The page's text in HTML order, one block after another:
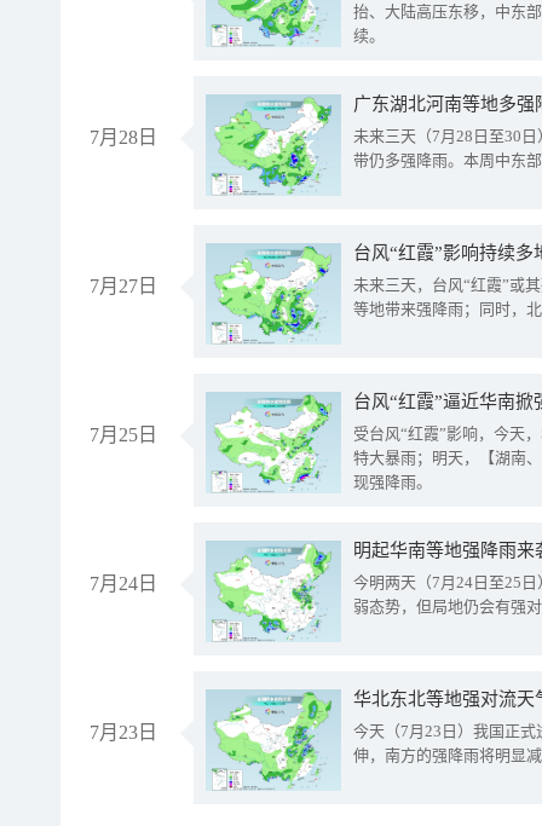
抬、大陆高压东移，中东
续。
7月28日
广东湖北河南等地多
未来三天（7月28日至30
带仍多强降雨。本周中东
7月27日
台风“红霞”影响持续
未来三天，台风“红霞”或
等地带来强降雨；同时，
7月25日
台风“红霞”逼近华南
受台风“红霞”影响，今天
特大暴雨；明天，【湖南
现强降雨。
7月24日
明起华南等地强降雨
今明两天（7月24日至25
弱态势，但局地仍会有强
7月23日
华北东北等地强对流天
今天（7月23日）我国正
伸，南方的强降雨将明显